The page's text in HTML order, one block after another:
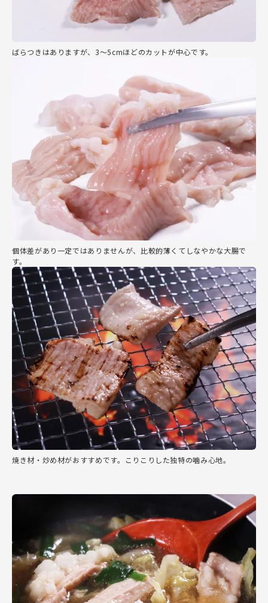
ばらつきはありますが、3～5cmほどのカットが中心です。
個体差があり一定ではありませんが、比較的薄くてしなやかな大腸で
す。
焼き材・炒め材がおすすめです。こりこりした独特の噛み心地。